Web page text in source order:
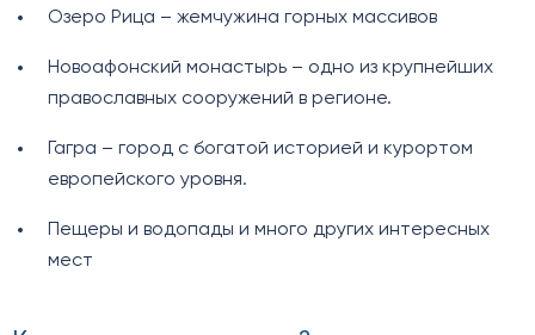
Озеро Рица – жемчужина горных массивов
Новоафонский монастырь – одно из крупнейших
православных сооружений в регионе.
Гагра – город с богатой историей и курортом
европейского уровня.
Пещеры и водопады и много других интересных
мест